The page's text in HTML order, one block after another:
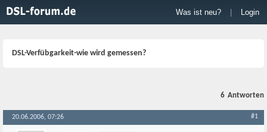
Was ist neu? Login
DSL-Verfübgarkeit-wie wird gemessen?
6 Antworten
20.06.2006, 07:26 #1